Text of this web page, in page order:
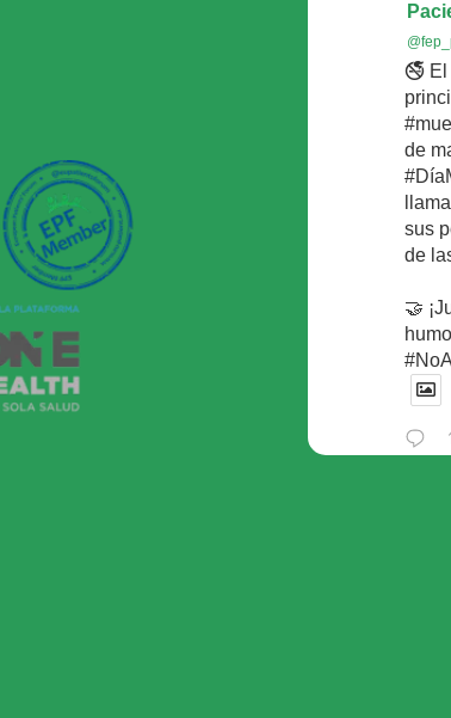
🚭 El
de
sus
de
🤝